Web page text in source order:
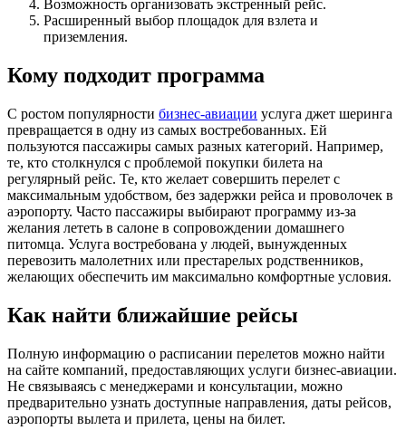
Возможность организовать экстренный рейс.
Расширенный выбор площадок для взлета и
приземления.
Кому подходит программа
С ростом популярности бизнес-авиации услуга джет шеринга
превращается в одну из самых востребованных. Ей
пользуются пассажиры самых разных категорий. Например,
те, кто столкнулся с проблемой покупки билета на
регулярный рейс. Те, кто желает совершить перелет с
максимальным удобством, без задержки рейса и проволочек в
аэропорту. Часто пассажиры выбирают программу из-за
желания лететь в салоне в сопровождении домашнего
питомца. Услуга востребована у людей, вынужденных
перевозить малолетних или престарелых родственников,
желающих обеспечить им максимально комфортные условия.
Как найти ближайшие рейсы
Полную информацию о расписании перелетов можно найти
на сайте компаний, предоставляющих услуги бизнес-авиации.
Не связываясь с менеджерами и консультации, можно
предварительно узнать доступные направления, даты рейсов,
аэропорты вылета и прилета, цены на билет.